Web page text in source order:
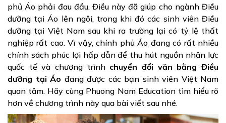
phủ Áo phải đau đầu. Điều này đã giúp cho ngành Điều
dưỡng tại Áo lên ngôi, trong khi đó các sinh viên Điều
dưỡng tại Việt Nam sau khi ra trường lại có tỷ lệ thất
nghiệp rất cao. Vì vậy, chính phủ Áo đang có rất nhiều
chính sách phúc lợi hấp dẫn để thu hút nguồn nhân lực
quốc tế và chương trình chuyển đổi văn bằng Điều
dưỡng tại Áo đang được các bạn sinh viên Việt Nam
quan tâm. Hãy cùng Phuong Nam Education tìm hiểu rõ
hơn về chương trình này qua bài viết sau nhé.